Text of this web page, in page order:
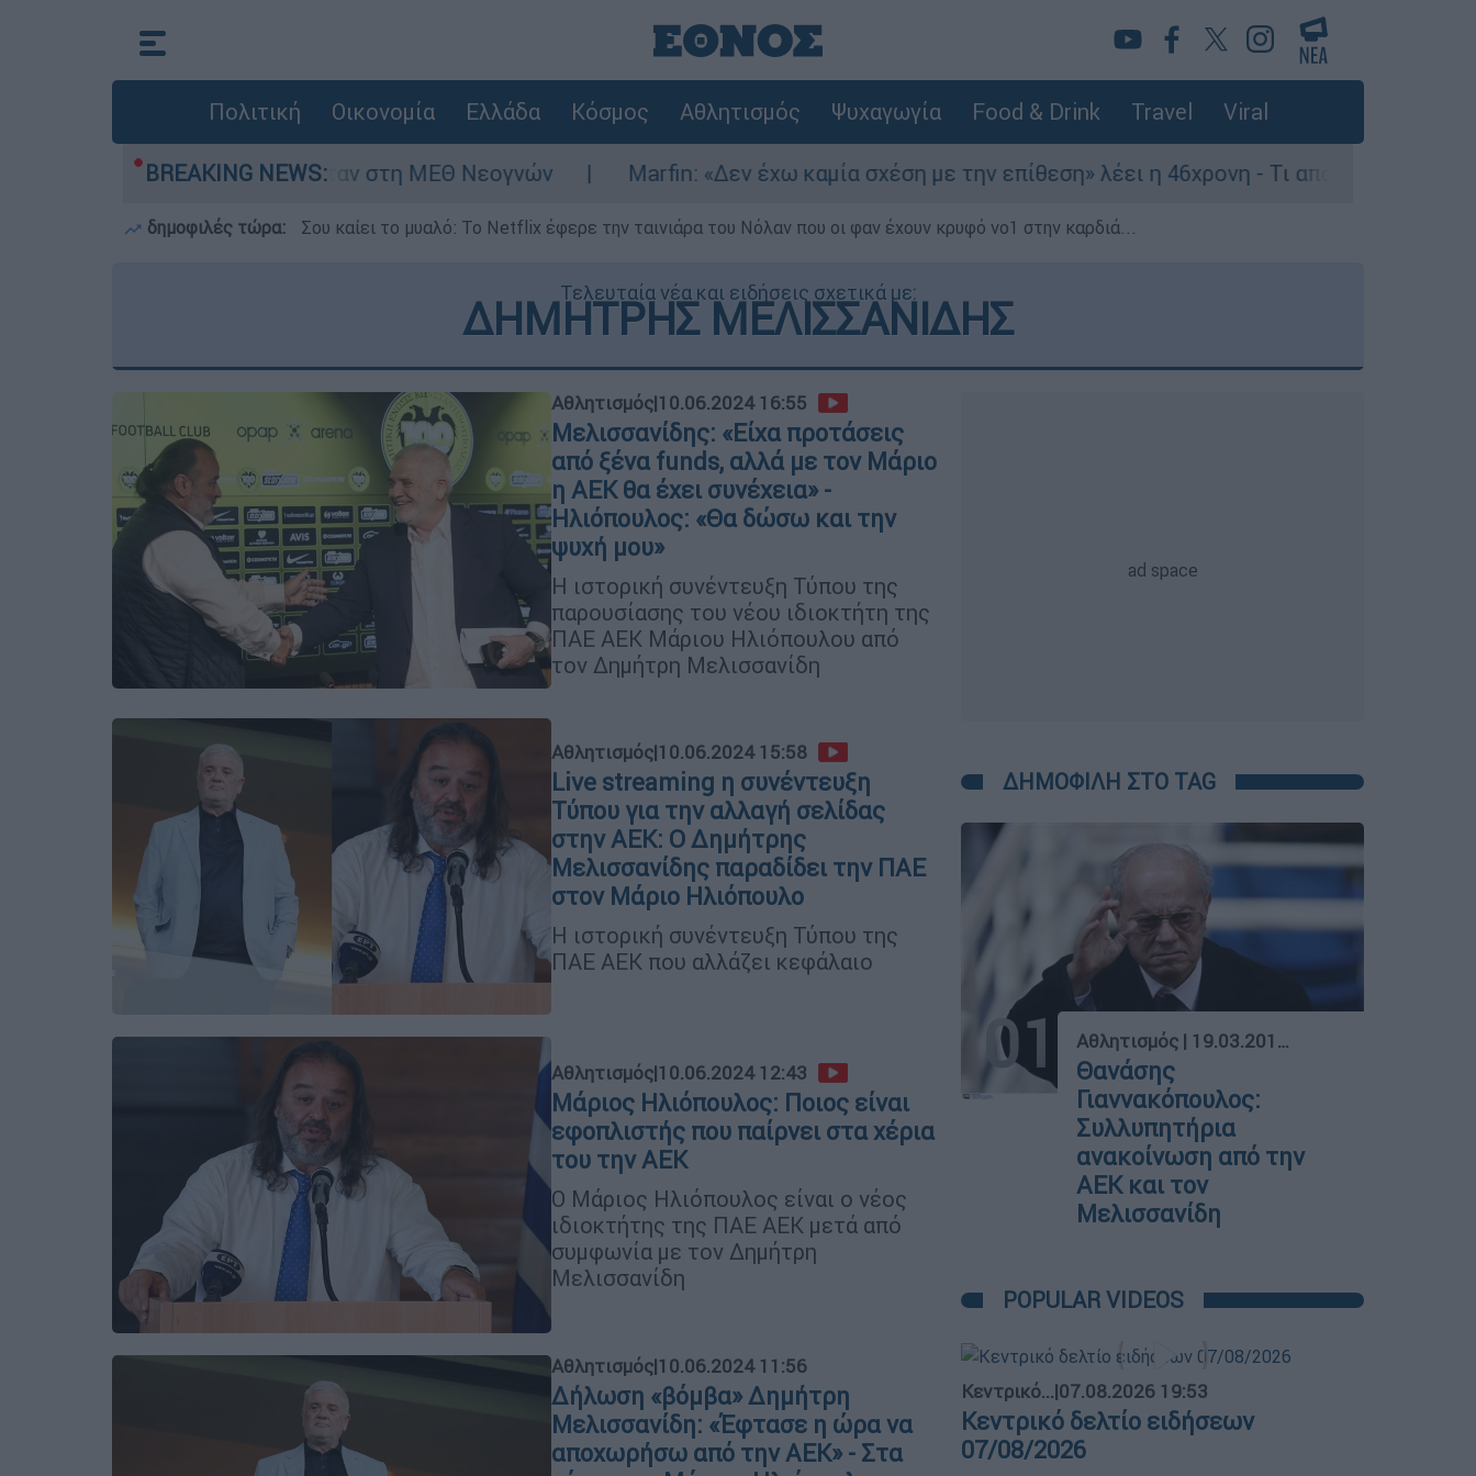
Πολιτική Οικονομία Ελλάδα Κόσμος Αθλητισμός Ψυχαγωγία Food & Drink Travel Viral
BREAKING NEWS:
- Νοσηλευόταν στη ΜΕΘ Νεογνών Marfin: «Δεν έχω καμία σχέση με την επίθεση» λέει η 46χρονη - Τι αποκάλυψε στους αστυνομικούς
δημοφιλές τώρα: Σου καίει το μυαλό: Το Netflix έφερε την ταινιάρα του Νόλαν που οι φαν έχουν κρυφό νο1 στην καρδιά...
Τελευταία νέα και ειδήσεις σχετικά με:
ΔΗΜΗΤΡΗΣ ΜΕΛΙΣΣΑΝΙΔΗΣ
Αθλητισμός|10.06.2024 16:55
Μελισσανίδης: «Είχα προτάσεις
από ξένα funds, αλλά με τον Μάριο
η ΑΕΚ θα έχει συνέχεια» -
Ηλιόπουλος: «Θα δώσω και την
ψυχή μου»
Η ιστορική συνέντευξη Τύπου της
παρουσίασης του νέου ιδιοκτήτη της
ΠΑΕ ΑΕΚ Μάριου Ηλιόπουλου από
τον Δημήτρη Μελισσανίδη
Αθλητισμός|10.06.2024 15:58
Live streaming η συνέντευξη
Τύπου για την αλλαγή σελίδας
στην ΑΕΚ: Ο Δημήτρης
Μελισσανίδης παραδίδει την ΠΑΕ
στον Μάριο Ηλιόπουλο
Η ιστορική συνέντευξη Τύπου της
ΠΑΕ ΑΕΚ που αλλάζει κεφάλαιο
Αθλητισμός|10.06.2024 12:43
Μάριος Ηλιόπουλος: Ποιος είναι
εφοπλιστής που παίρνει στα χέρια
του την ΑΕΚ
O Mάριος Ηλιόπουλος είναι ο νέος
ιδιοκτήτης της ΠΑΕ ΑΕΚ μετά από
συμφωνία με τον Δημήτρη
Μελισσανίδη
Αθλητισμός|10.06.2024 11:56
Δήλωση «βόμβα» Δημήτρη
Μελισσανίδη: «Έφτασε η ώρα να
αποχωρήσω από την ΑΕΚ» - Στα
ΔΗΜΟΦΙΛΗ ΣΤΟ TAG
01 Αθλητισμός | 19.03.2019 10:58
Θανάσης
Γιαννακόπουλος:
Συλλυπητήρια
ανακοίνωση από την
ΑΕΚ και τον
Μελισσανίδη
POPULAR VIDEOS
Κεντρικό...|07.08.2026 19:53
Κεντρικό δελτίο ειδήσεων
07/08/2026